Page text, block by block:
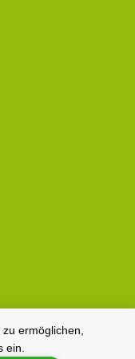
ermöglichen,
ein.